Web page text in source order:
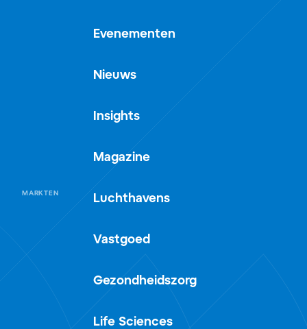
Evenementen
Nieuws
Insights
Magazine
MARKTEN Luchthavens
Vastgoed
Gezondheidszorg
Life Sciences